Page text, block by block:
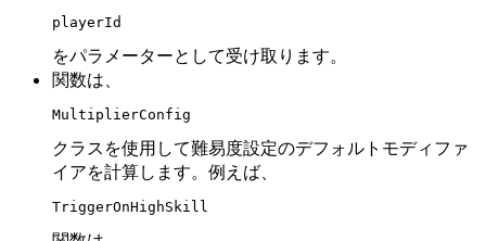
playerId
をパラメーターとして受け取ります。
関数は、
MultiplierConfig
クラスを使用して難易度設定のデフォルトモディファ
イアを計算します。例えば、
TriggerOnHighSkill